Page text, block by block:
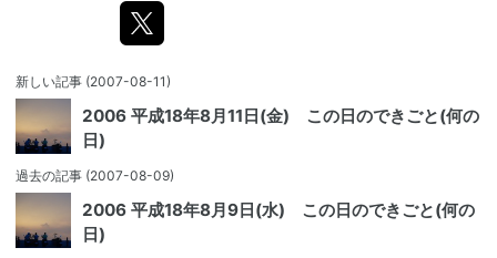
新しい記事 (2007-08-11)
2006 平成18年8月11日(金) この日のできごと(何の
日)
過去の記事 (2007-08-09)
2006 平成18年8月9日(水) この日のできごと(何の
日)